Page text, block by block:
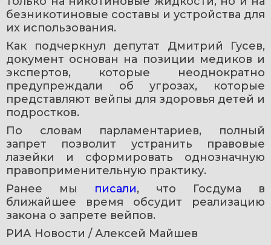
безникотиновые составы и устройства для
их использования.
Как подчеркнул депутат Дмитрий Гусев,
документ основан на позиции медиков и
экспертов, которые неоднократно
предупреждали об угрозах, которые
представляют вейпы для здоровья детей и
подростков.
По словам парламентариев, полный
запрет позволит устранить правовые
лазейки и сформировать однозначную
правоприменительную практику.
Ранее мы писали, что Госдума в
ближайшее время обсудит реализацию
закона о запрете вейпов.
РИА Новости / Алексей Майшев